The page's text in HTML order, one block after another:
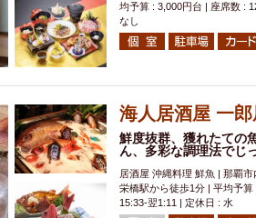
ド
スペシャルディナー ホルモン(もつ)
スペインバル・イタリアンバール 食べ放題
ジビエ 安里駅周辺
分煙 少人数貸切(15名以下から)
焼肉 電気ブラン エビスビール ウェ
ポロ 昼宴会 イベリコ豚 山盛、メ
辺
中華 お好み焼き・もんじゃ オ
トイレ
ランチバイキング フルーツハ
均予算 : 3,000円台 | 座席数 :
なし
海人居酒屋 一
鮮度抜群、獲れたての
ん、多彩な調理法でじ
居酒屋 沖縄料理 鮮魚 | 那覇
栄橋駅から徒歩1分 | 平均予
15:33-翌1:11 | 定休日 : 水